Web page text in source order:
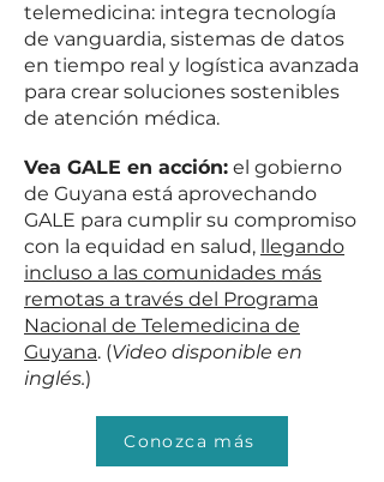
telemedicina: integra tecnología
de vanguardia, sistemas de datos
en tiempo real y logística avanzada
para crear soluciones sostenibles
de atención médica.
Vea GALE en acción: el gobierno
de Guyana está aprovechando
GALE para cumplir su compromiso
con la equidad en salud, llegando
incluso a las comunidades más
remotas a través del Programa
Nacional de Telemedicina de
Guyana. (Video disponible en
inglés.)
Conozca más